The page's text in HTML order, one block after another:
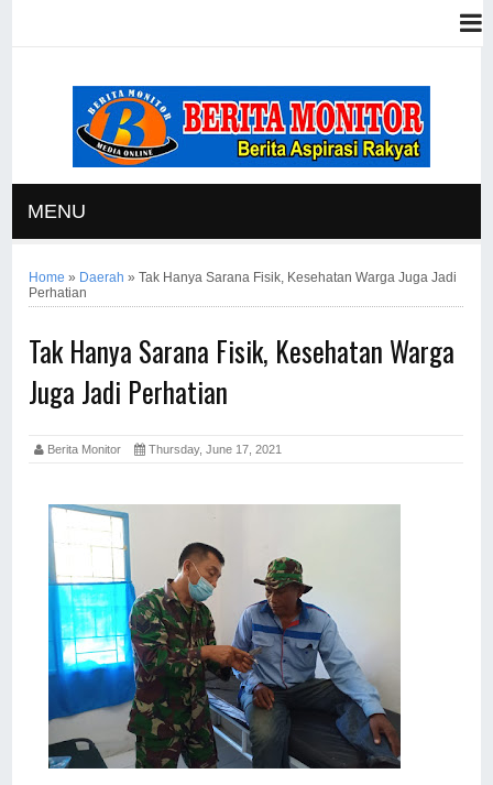
MENU
Home » Daerah »Tak Hanya Sarana Fisik, Kesehatan Warga Juga Jadi
Perhatian
Tak Hanya Sarana Fisik, Kesehatan Warga
Juga Jadi Perhatian
Berita Monitor Thursday, June 17, 2021